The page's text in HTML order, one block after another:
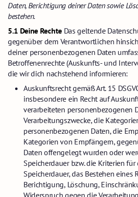
Daten, Berichtigung deiner Daten sowie
bestehen.
5.1 Deine RechteDas geltende
gegenüber dem Verantwortlichen
deiner personenbezogenen Daten
Betroffenenrechte (Auskunfts- und
die wir dich nachstehend informieren:
Auskunftsrecht gemäß Art. 15
insbesondere ein Recht auf
verarbeiteten personenbezogenen
Verarbeitungszwecke, die
personenbezogenen Daten, die
Kategorien von Empfängern,
Daten offengelegt wurden oder
Speicherdauer bzw. die Kriterien
Speicherdauer, das Bestehen eines
Berichtigung, Löschung,
Widerspruch gegen die